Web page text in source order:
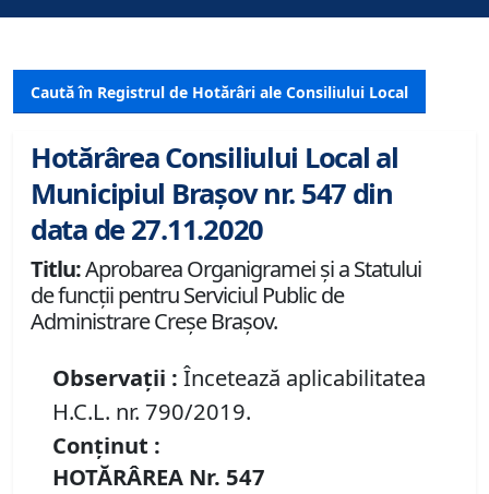
Caută în Registrul de Hotărâri ale Consiliului Local
Hotărârea Consiliului Local al
Municipiul Brașov nr. 547 din
data de 27.11.2020
Titlu:Aprobarea Organigramei și a Statului
de funcții pentru Serviciul Public de
Administrare Creșe Brașov.
Observații : Încetează aplicabilitatea
H.C.L. nr. 790/2019.
Conținut :
HOTĂRÂREA Nr. 547